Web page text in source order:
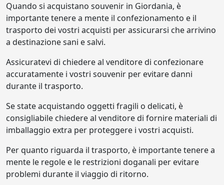
Quando si acquistano souvenir in Giordania, è
importante tenere a mente il confezionamento e il
trasporto dei vostri acquisti per assicurarsi che arrivino
a destinazione sani e salvi.
Assicuratevi di chiedere al venditore di confezionare
accuratamente i vostri souvenir per evitare danni
durante il trasporto.
Se state acquistando oggetti fragili o delicati, è
consigliabile chiedere al venditore di fornire materiali di
imballaggio extra per proteggere i vostri acquisti.
Per quanto riguarda il trasporto, è importante tenere a
mente le regole e le restrizioni doganali per evitare
problemi durante il viaggio di ritorno.